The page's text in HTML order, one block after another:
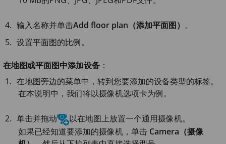
输入名称并单击Add floor plan（添加平面图） 。
设置平面图的比例。
在地图或平面图中添加设备 ：
在地图旁边的菜单中，转到您要添加的设备类型的标签。
在本说明中，我们将以摄像机选项卡为例。
单击并拖动
以在地图上放置一个通用摄像机。
如果已经知道要添加的摄像机，单击 Camera（摄像